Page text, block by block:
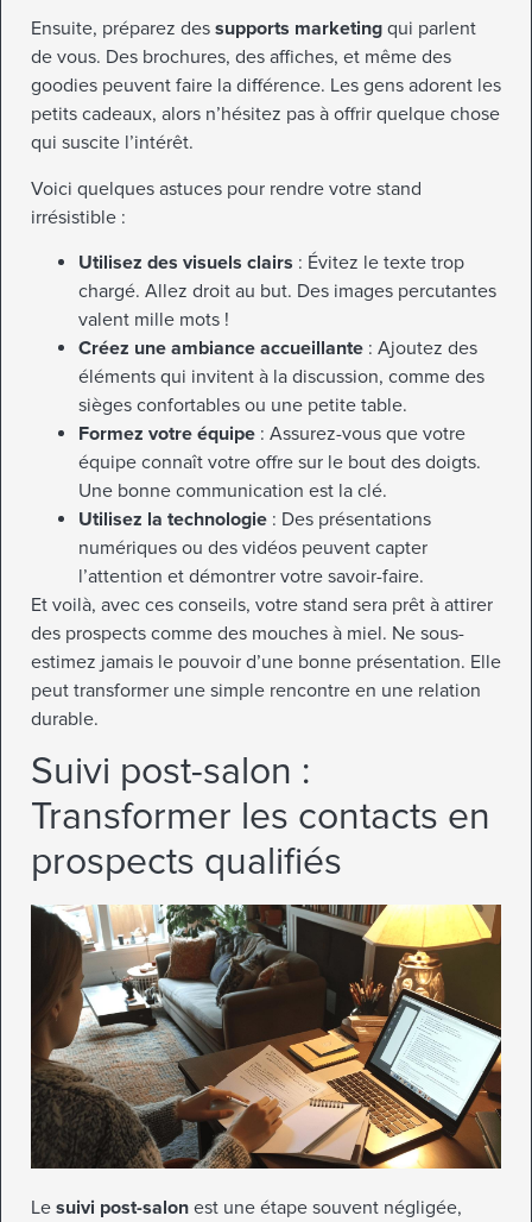
Ensuite, préparez des supports marketing qui parlent
de vous. Des brochures, des affiches, et même des
goodies peuvent faire la différence. Les gens adorent les
petits cadeaux, alors n’hésitez pas à offrir quelque chose
qui suscite l’intérêt.
Voici quelques astuces pour rendre votre stand
irrésistible :
Utilisez des visuels clairs : Évitez le texte trop
chargé. Allez droit au but. Des images percutantes
valent mille mots !
Créez une ambiance accueillante : Ajoutez des
éléments qui invitent à la discussion, comme des
sièges confortables ou une petite table.
Formez votre équipe : Assurez-vous que votre
équipe connaît votre offre sur le bout des doigts.
Une bonne communication est la clé.
Utilisez la technologie : Des présentations
numériques ou des vidéos peuvent capter
l’attention et démontrer votre savoir-faire.
Et voilà, avec ces conseils, votre stand sera prêt à attirer
des prospects comme des mouches à miel. Ne sous-
estimez jamais le pouvoir d’une bonne présentation. Elle
peut transformer une simple rencontre en une relation
durable.
Suivi post-salon :
Transformer les contacts en
prospects qualifiés
Le suivi post-salon est une étape souvent négligée,